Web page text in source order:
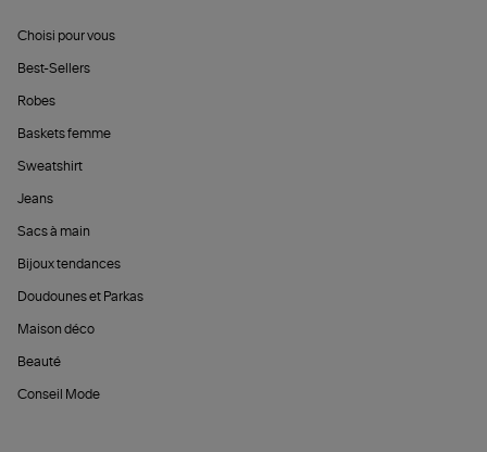
Choisi pour vous
Best-Sellers
Robes
Baskets femme
Sweatshirt
Jeans
Sacs à main
Bijoux tendances
Doudounes et Parkas
Maison déco
Beauté
Conseil Mode